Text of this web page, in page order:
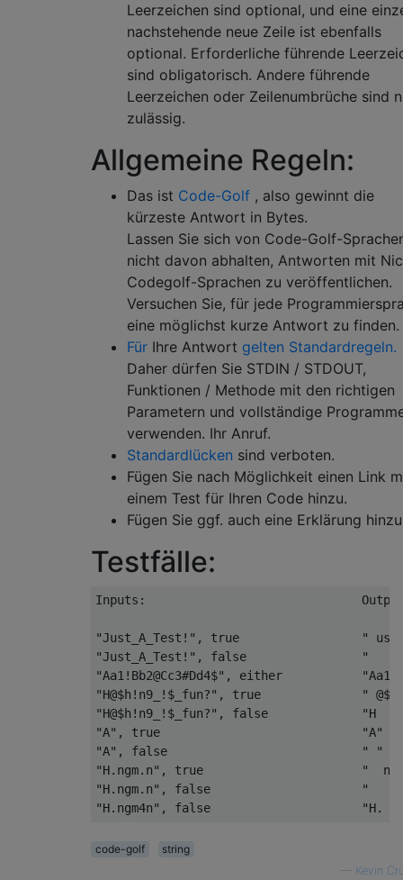
Leerzeichen sind optional, und eine
nachstehende neue Zeile ist ebenfalls
optional. Erforderliche führende
sind obligatorisch. Andere führende
Leerzeichen oder Zeilenumbrüche sind
zulässig.
Allgemeine Regeln:
Das ist Code-Golf , also gewinnt die
kürzeste Antwort in Bytes.
Lassen Sie sich von Code-Golf-
nicht davon abhalten, Antworten mit
Codegolf-Sprachen zu veröffentlichen.
Versuchen Sie, für jede
eine möglichst kurze Antwort zu finden.
Für Ihre Antwort gelten Standardregeln.
Daher dürfen Sie STDIN / STDOUT,
Funktionen / Methode mit den richtigen
Parametern und vollständige
verwenden. Ihr Anruf.
Standardlücken sind verboten.
Fügen Sie nach Möglichkeit einen Link
einem Test für Ihren Code hinzu.
Fügen Sie ggf. auch eine Erklärung
Testfälle:
Inputs:
"Just_A_Test!", true                 "
"Just_A_Test!", false                "
"Aa1!Bb2@Cc3#Dd4$", either
"H@$h!n9_!$_fun?", true              "
"H@$h!n9_!$_fun?", false
"A", true                            "A"
"A", false                           " "
"H.ngm.n", true                      "
"H.ngm.n", false                     "
code-golf
string
Kevin